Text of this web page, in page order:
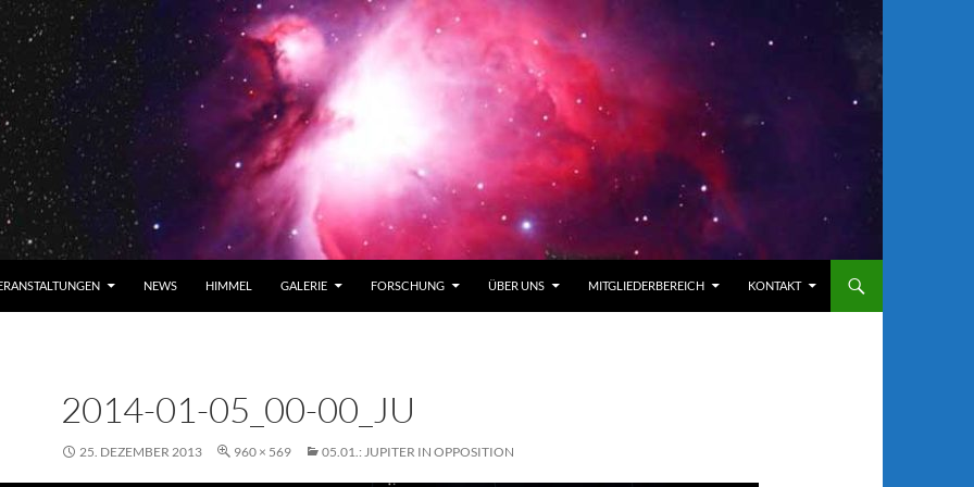
NEWS HIMMEL GALERIE FORSCHUNG ÜBER UNS MITGLIEDERBEREICH KONTAKT
2014-01-05_00-00_JU
25. DEZEMBER 2013 960 × 569 05.01.: JUPITER IN OPPOSITION